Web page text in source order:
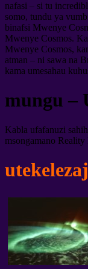
nafasi – si tu
somo, tundu ya
binafsi Mwenye
Mwenye Cosmos.
Mwenye Cosmos,
atman – ni sawa na
kama umesahau
mungu –
Kabla ufafanuzi
msongamano Reality